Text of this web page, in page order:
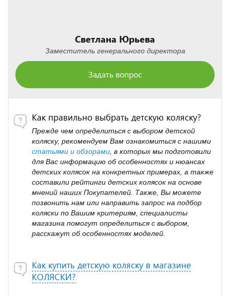
Светлана Юрьева
Заместитель генерального директора
Задать вопрос
Как правильно выбрать детскую коляску?
Прежде чем определиться с выбором детской
коляску, рекомендуем Вам ознакомиться с нашими
статьями и обзорами , в которых мы подготовили
для Вас информацию об особенностях и нюансах
детских колясок на конкретных примерах, а также
составили рейтинги детских колясок на основе
мнений наших Покупателей. Также, Вы можете
позвонить нам или направить запрос на подбор
коляски по Вашим критериям, специалисты
магазина помогут определиться с выбором,
расскажут об особенностях моделей.
Как купить детскую коляску в магазине
КОЛЯСКИ?